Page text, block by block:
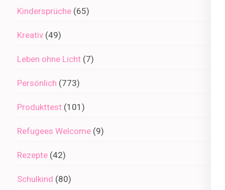
Kindersprüche (65)
Kreativ (49)
Leben ohne Licht (7)
Persönlich (773)
Produkttest (101)
Refugees Welcome (9)
Rezepte (42)
Schulkind (80)